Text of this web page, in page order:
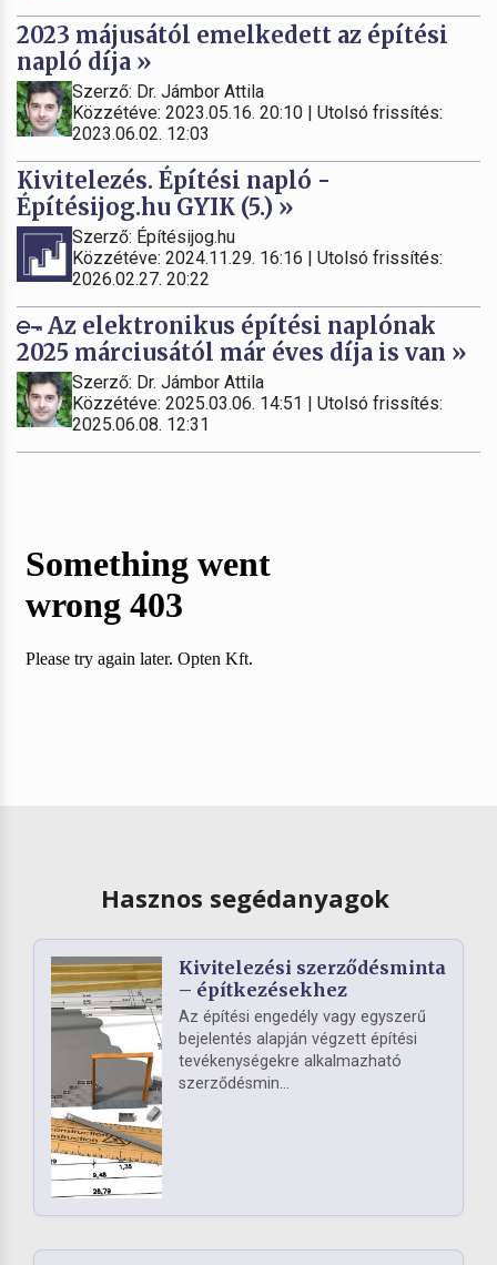
2023 májusától emelkedett az építési
napló díja »
Szerző: Dr. Jámbor Attila
Közzétéve: 2023.05.16. 20:10 | Utolsó frissítés:
2023.06.02. 12:03
Kivitelezés. Építési napló -
Építésijog.hu GYIK (5.) »
Szerző: Építésijog.hu
Közzétéve: 2024.11.29. 16:16 | Utolsó frissítés:
2026.02.27. 20:22
Az elektronikus építési naplónak
2025 márciusától már éves díja is van »
Szerző: Dr. Jámbor Attila
Közzétéve: 2025.03.06. 14:51 | Utolsó frissítés:
2025.06.08. 12:31
Hasznos segédanyagok
Kivitelezési szerződésminta
– építkezésekhez
Az építési engedély vagy egyszerű
bejelentés alapján végzett építési
tevékenységekre alkalmazható
szerződésmin...